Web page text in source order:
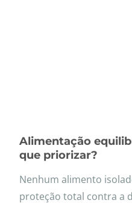
Alimentação
que priorizar?
Nenhum alimento
proteção total contra a